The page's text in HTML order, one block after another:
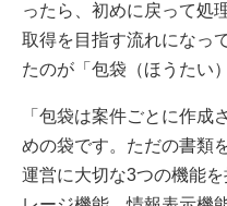
ったら、初めに戻って処
取得を目指す流れになっ
たのが「包袋（ほうたい
「包袋は案件ごとに作成
めの袋です。ただの書類
運営に大切な3つの機能